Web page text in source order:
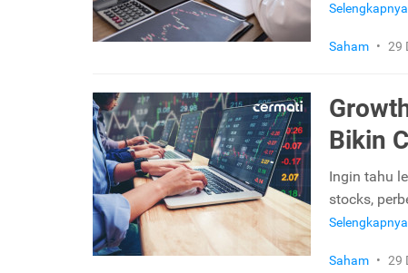
Selengkapnya
Saham • 29
Bikin
Ingin tahu
stocks,
Selengkapnya
Saham • 29